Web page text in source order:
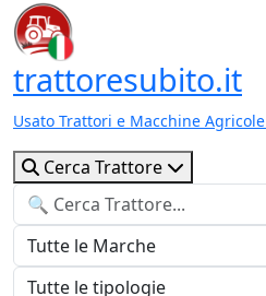
trattoresubito.it
Usato Trattori e Macchine Agricole
Cerca Trattore